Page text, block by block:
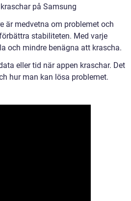
på Samsung
är medvetna om problemet och
stabiliteten. Med varje
och mindre benägna att krascha.
eller tid när appen kraschar. Det
hur man kan lösa problemet.